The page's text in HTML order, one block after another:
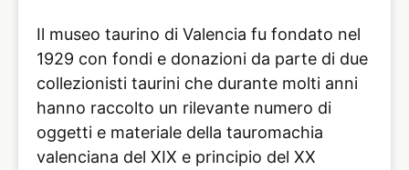
Il museo taurino di Valencia fu fondato nel
1929 con fondi e donazioni da parte di due
collezionisti taurini che durante molti anni
hanno raccolto un rilevante numero di
oggetti e materiale della tauromachia
valenciana del XIX e principio del XX